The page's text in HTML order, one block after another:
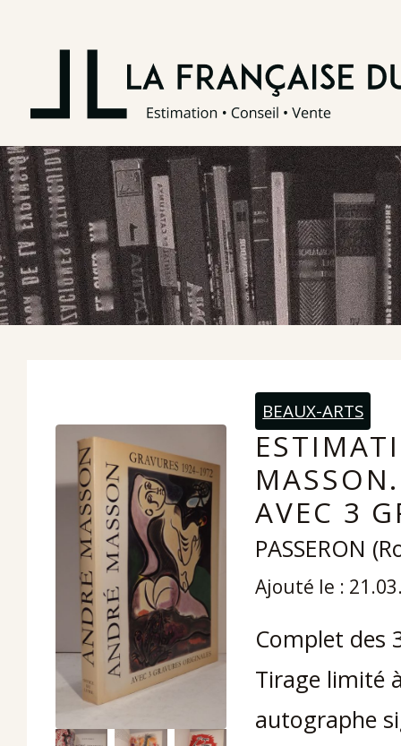
BEAUX-ARTS
AVEC 3
PASSERON
Ajouté le :
Complet des
Tirage limité
autographe